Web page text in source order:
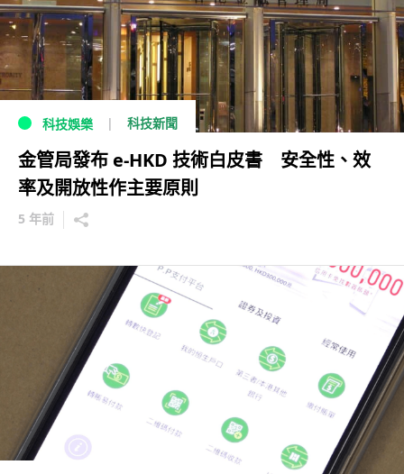
科技娛樂 科技新聞
金管局發布 e-HKD 技術白皮書 安全性、效
率及開放性作主要原則
5 年前